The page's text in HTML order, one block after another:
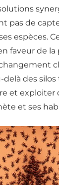
pas de
espèces.
faveur de
delà des
et exploiter
et ses